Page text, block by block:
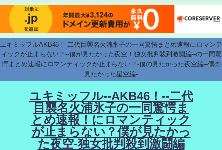
ユキミッフルAKB46！-二代目襲名火浦氷子の一同驚愕まとめ速報にロマンテ
ィックが止まらない？--僕が見たかった夜空！独女批判殺到激闘編--の一同驚
愕まとめ速報にロマンティックが止まらない？-僕の見たかった夜空編--僕の
見たかった星空編-
ユキミッフル--AKB46！--二代
目襲名火浦氷子の一同驚愕ま
とめ速報！にロマンティック
が止まらない？僕が見たかっ
た夜空-独女批判殺到激闘編